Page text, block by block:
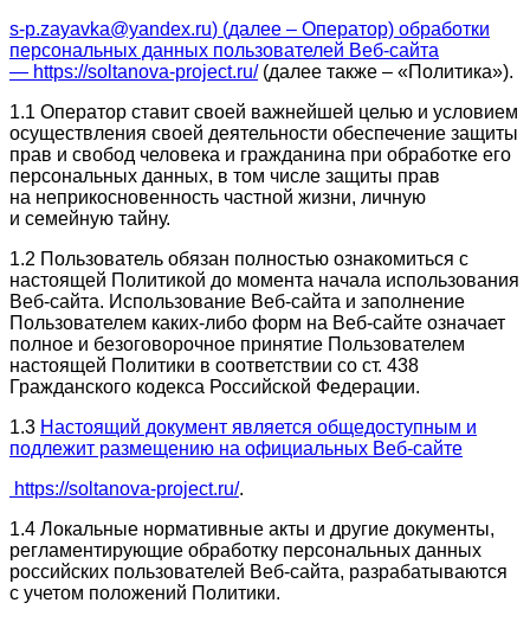
s-p.zayavka@yandex.ru) (далее – Оператор) обработки
персональных данных пользователей Веб-сайта
— https://soltanova-project.ru/(далее также – «Политика»).
1.1 Оператор ставит своей важнейшей целью и условием
осуществления своей деятельности обеспечение защиты
прав и свобод человека и гражданина при обработке его
персональных данных, в том числе защиты прав
на неприкосновенность частной жизни, личную
и семейную тайну.
1.2 Пользователь обязан полностью ознакомиться с
настоящей Политикой до момента начала использования
Веб-сайта. Использование Веб-сайта и заполнение
Пользователем каких-либо форм на Веб-сайте означает
полное и безоговорочное принятие Пользователем
настоящей Политики в соответствии со ст. 438
Гражданского кодекса Российской Федерации.
1.3 Настоящий документ является общедоступным и
подлежит размещению на официальных Веб-сайте
https://soltanova-project.ru/.
1.4 Локальные нормативные акты и другие документы,
регламентирующие обработку персональных данных
российских пользователей Веб-сайта, разрабатываются
с учетом положений Политики.